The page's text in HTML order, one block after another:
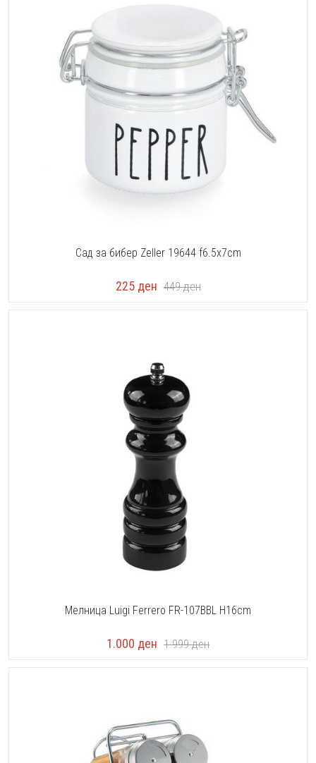
Сад за бибер Zeller 19644 f6.5x7cm
225 ден 449ден
Мелница Luigi Ferrero FR-107BBL H16cm
1.000 ден 1.999ден